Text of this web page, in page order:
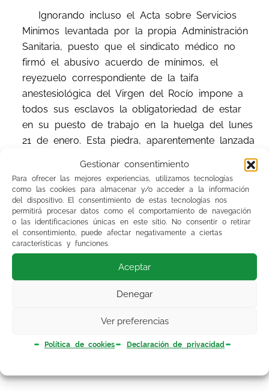
Gestionar consentimiento
Para ofrecer las mejores experiencias, utilizamos tecnologías
como las cookies para almacenar y/o acceder a la información
del dispositivo. El consentimiento de estas tecnologías nos
permitirá procesar datos como el comportamiento de navegación
o las identificaciones únicas en este sitio. No consentir o retirar
el consentimiento, puede afectar negativamente a ciertas
características y funciones.
Aceptar
Denegar
Ver preferencias
Política de cookies Declaración de privacidad
Ignorando incluso el Acta sobre Servicios
Minimos levantada por la propia Administración
Sanitaria, puesto que el sindicato médico no
firmó el abusivo acuerdo de mínimos, el
reyezuelo correspondiente de la taifa
anestesiológica del Virgen del Rocío impone a
todos sus esclavos la obligatoriedad de estar
en su puesto de trabajo en la huelga del lunes
21 de enero. Esta piedra, aparentemente lanzada
contra los profesionales, terminará cayendo en
protector con el que se cubra.
Por nuestra parte hemos denunciado la
situación ante el Jefe de Personal de la
Consejería de Salud y Bienestar Social, El
Director General de Profesionales del SAS y el
Director Gerente de los HH. UU. Virgen del
Rocío y Virgen Macarena, como responsables
actuación que corresponda ante la justicia, si es
necesario.